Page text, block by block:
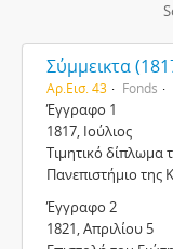
Σύμμεικτα
Αρ.Εισ. 43 Fonds
Έγγραφο 1
1817, Ιούλιος
Τιμητικό δίπλωμα
Πανεπιστήμιο της
Έγγραφο 2
1821, Απριλίου 5